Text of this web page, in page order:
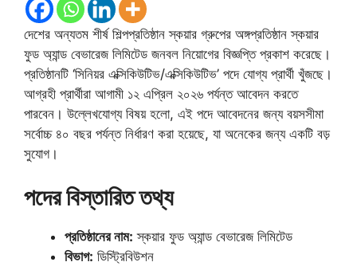
দেশের অন্যতম শীর্ষ শিল্পপ্রতিষ্ঠান স্কয়ার গ্রুপের অঙ্গপ্রতিষ্ঠান স্কয়ার
ফুড অ্যান্ড বেভারেজ লিমিটেড জনবল নিয়োগের বিজ্ঞপ্তি প্রকাশ করেছে।
প্রতিষ্ঠানটি ‘সিনিয়র এক্সিকিউটিভ/এক্সিকিউটিভ’ পদে যোগ্য প্রার্থী খুঁজছে।
আগ্রহী প্রার্থীরা আগামী ১২ এপ্রিল ২০২৬ পর্যন্ত আবেদন করতে
পারবেন। উল্লেখযোগ্য বিষয় হলো, এই পদে আবেদনের জন্য বয়সসীমা
সর্বোচ্চ ৪০ বছর পর্যন্ত নির্ধারণ করা হয়েছে, যা অনেকের জন্য একটি বড়
সুযোগ।
পদের বিস্তারিত তথ্য
প্রতিষ্ঠানের নাম: স্কয়ার ফুড অ্যান্ড বেভারেজ লিমিটেড
বিভাগ: ডিস্ট্রিবিউশন